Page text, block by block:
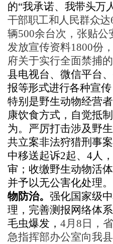
的“我承诺、 我带头万
干部职工和人民群众达
辆500余台次，张贴公
发放宣传资料1800份
府关于实行全面禁捕
县电视台、微信平台
报等形式进行各种宣
特别是野生动物经营
康饮食方式，自觉抵
为。 严厉打击涉及野
共立案非法狩猎刑事
中移送起诉2起、4人
审；收缴野生动物活
并予以无公害化处理。
物防治。 强化国家级
理，完善测报网络体系
毛虫爆发， 4月8日，
急指挥部办公室向我